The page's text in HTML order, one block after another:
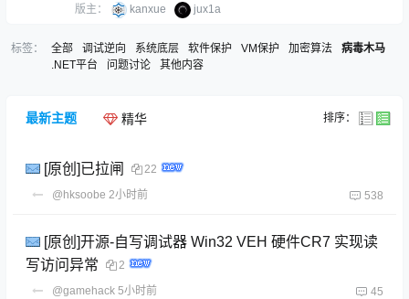
版主： kanxue jux1a
标签： 全部 调试逆向 系统底层 软件保护 VM保护 加密算法
病毒木马
.NET平台
问题讨论 其他内容
最新主题 精华 排序：
[原创]已拉闸
22
@hksoobe 2小时前 538
[原创]开源-自写调试器 Win32 VEH 硬件CR7 实现读
写访问异常
2
@gamehack 5小时前 45